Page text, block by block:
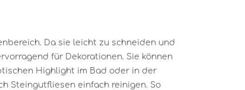
Da sie leicht zu schneiden und
für Dekorationen. Sie können
Highlight im Bad oder in der
Steingutfliesen einfach reinigen. So